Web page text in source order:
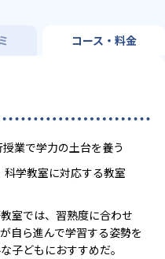
コース・料金
業で学力の土台を養う
学教室に対応する教室
室では、習熟度に合わせ
自ら進んで学習する姿勢を
子どもにおすすめだ。